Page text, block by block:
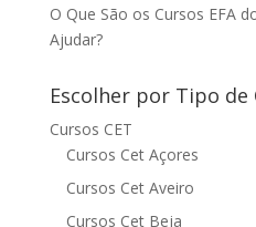
O Que São os Cursos EFA
Ajudar?
Escolher por Tipo
Cursos CET
Cursos Cet Açores
Cursos Cet Aveiro
Cursos Cet Beja